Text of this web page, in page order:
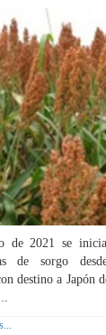
2021 se
de sorgo
destino a Japón